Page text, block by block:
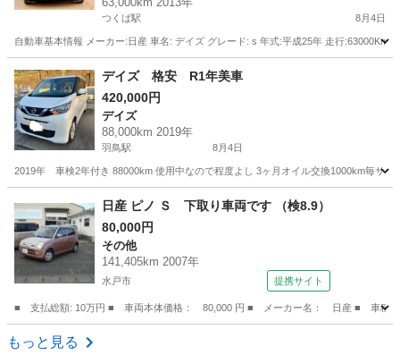
つくば駅 8月4日
自動車基本情報 メーカー:日産 車名: デイズ グレード: s 年式:平成25年 走行:63000Km
茨城 つくば市 つくば駅 デイズ 自動車
デイズ 格安 R1年美車
420,000円
デイズ
88,000km 2019年
羽鳥駅 8月4日
2019年 車検2年付き 88000km 使用中なので程度よし 3ヶ月オイル交換1000km毎サ
羽鳥駅 デイズ
日産 ピノ Ｓ 下取り車両です （検8.9）
80,000円
その他
141,405km 2007年
水戸市 提携サイト
■ 支払総額: 10万円 ■ 車両本体価格： 80,000 円 ■ メーカー名： 日産 ■ 車
茨城 水戸市
もっと見る